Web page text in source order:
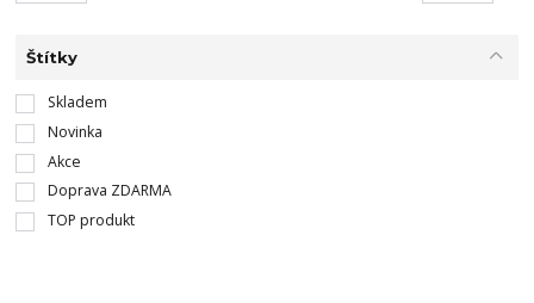
Štítky
Skladem
Novinka
Akce
Doprava ZDARMA
TOP produkt